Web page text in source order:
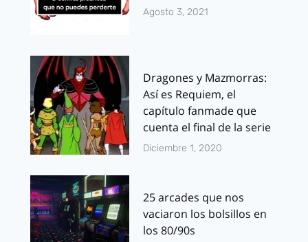
Agosto 3, 2021
Dragones y Mazmorras:
Así es Requiem, el
capítulo fanmade que
cuenta el final de la serie
Diciembre 1, 2020
25 arcades que nos
vaciaron los bolsillos en
los 80/90s